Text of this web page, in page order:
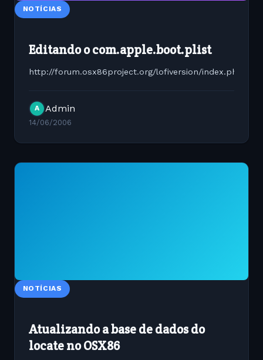
NOTÍCIAS
Editando o com.apple.boot.plist
http://forum.osx86project.org/lofiversion/index.php/
A Admin
14/06/2006
NOTÍCIAS
Atualizando a base de dados do
locate no OSX86